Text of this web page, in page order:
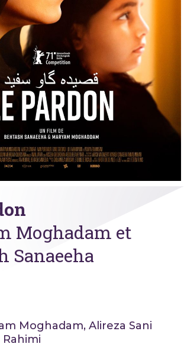
Moghadam et
Sanaeeha
Moghadam, Alireza Sani
Rahimi